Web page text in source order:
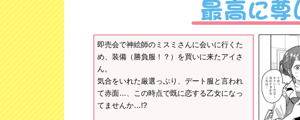
即売会で神絵師のミスミさんに会いに行くた
め、装備（勝負服！？）を買いに来たアイさ
ん。
気合をいれた厳選っぷり、デート服と言われ
て赤面…、この時点で既に恋する乙女になっ
てませんか…!?